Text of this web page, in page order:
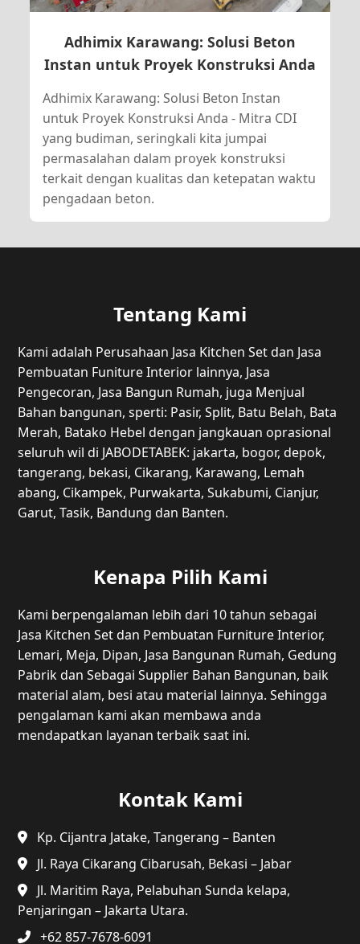
Adhimix Karawang: Solusi Beton
Instan untuk Proyek Konstruksi Anda
Adhimix Karawang: Solusi Beton Instan
untuk Proyek Konstruksi Anda - Mitra CDI
yang budiman, seringkali kita jumpai
permasalahan dalam proyek konstruksi
terkait dengan kualitas dan ketepatan waktu
pengadaan beton.
Tentang Kami
Kami adalah Perusahaan Jasa Kitchen Set dan Jasa
Pembuatan Funiture Interior lainnya, Jasa
Pengecoran, Jasa Bangun Rumah, juga Menjual
Bahan bangunan, sperti: Pasir, Split, Batu Belah, Bata
Merah, Batako Hebel dengan jangkauan oprasional
seluruh wil di JABODETABEK: jakarta, bogor, depok,
tangerang, bekasi, Cikarang, Karawang, Lemah
abang, Cikampek, Purwakarta, Sukabumi, Cianjur,
Garut, Tasik, Bandung dan Banten.
Kenapa Pilih Kami
Kami berpengalaman lebih dari 10 tahun sebagai
Jasa Kitchen Set dan Pembuatan Furniture Interior,
Lemari, Meja, Dipan, Jasa Bangunan Rumah, Gedung
Pabrik dan Sebagai Supplier Bahan Bangunan, baik
material alam, besi atau material lainnya. Sehingga
pengalaman kami akan membawa anda
mendapatkan layanan terbaik saat ini.
Kontak Kami
Kp. Cijantra Jatake, Tangerang – Banten
Jl. Raya Cikarang Cibarusah, Bekasi – Jabar
Jl. Maritim Raya, Pelabuhan Sunda kelapa,
Penjaringan – Jakarta Utara.
+62 857-7678-6091